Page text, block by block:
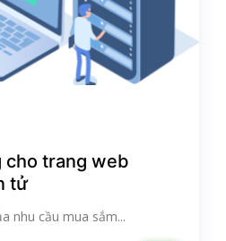
cho trang web
tử
nhu cầu mua sắm...